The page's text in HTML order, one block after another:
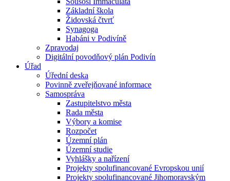
Základní škola
Židovská čtvrť
Synagoga
Habáni v Podivíně
Zpravodaj
Digitální povodňový plán Podivín
Úřad
Úřední deska
Povinně zveřejňované informace
Samospráva
Zastupitelstvo města
Rada města
Výbory a komise
Rozpočet
Územní plán
Územní studie
Vyhlášky a nařízení
Projekty spolufinancované Evropskou unií
Projekty spolufinancované Jihomoravským